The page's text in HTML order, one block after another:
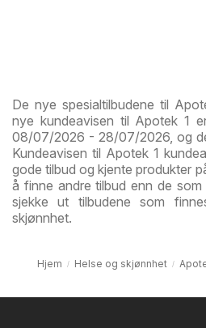
De nye spesialtilbudene til
nye kundeavisen til Apotek 1
08/07/2026 - 28/07/2026, og
Kundeavisen til Apotek 1
gode tilbud og kjente produkter
å finne andre tilbud enn de
sjekke ut tilbudene som
skjønnhet.
Hjem Helse og skjønnhet